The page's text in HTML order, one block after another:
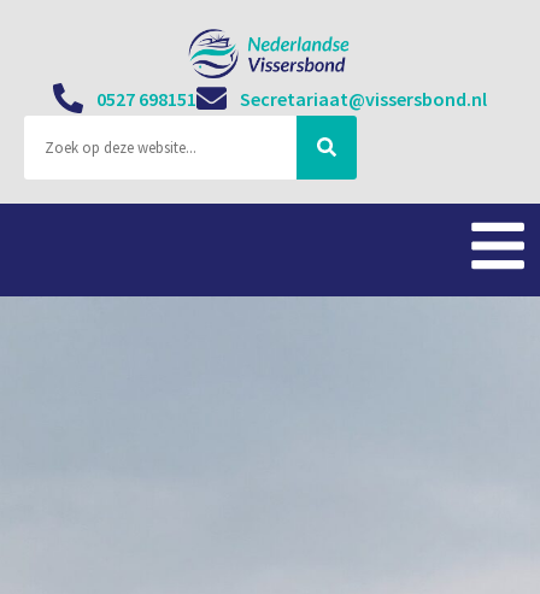
0527 698151 Secretariaat@vissersbond.nl